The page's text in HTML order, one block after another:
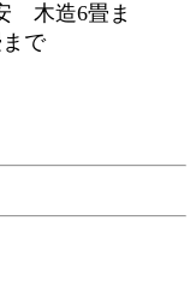
木造6畳ま
で